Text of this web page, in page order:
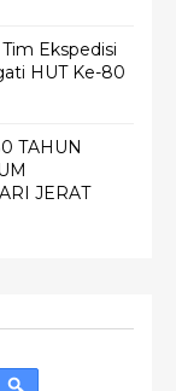
Ekspedisi
HUT Ke-80
TAHUN
JERAT